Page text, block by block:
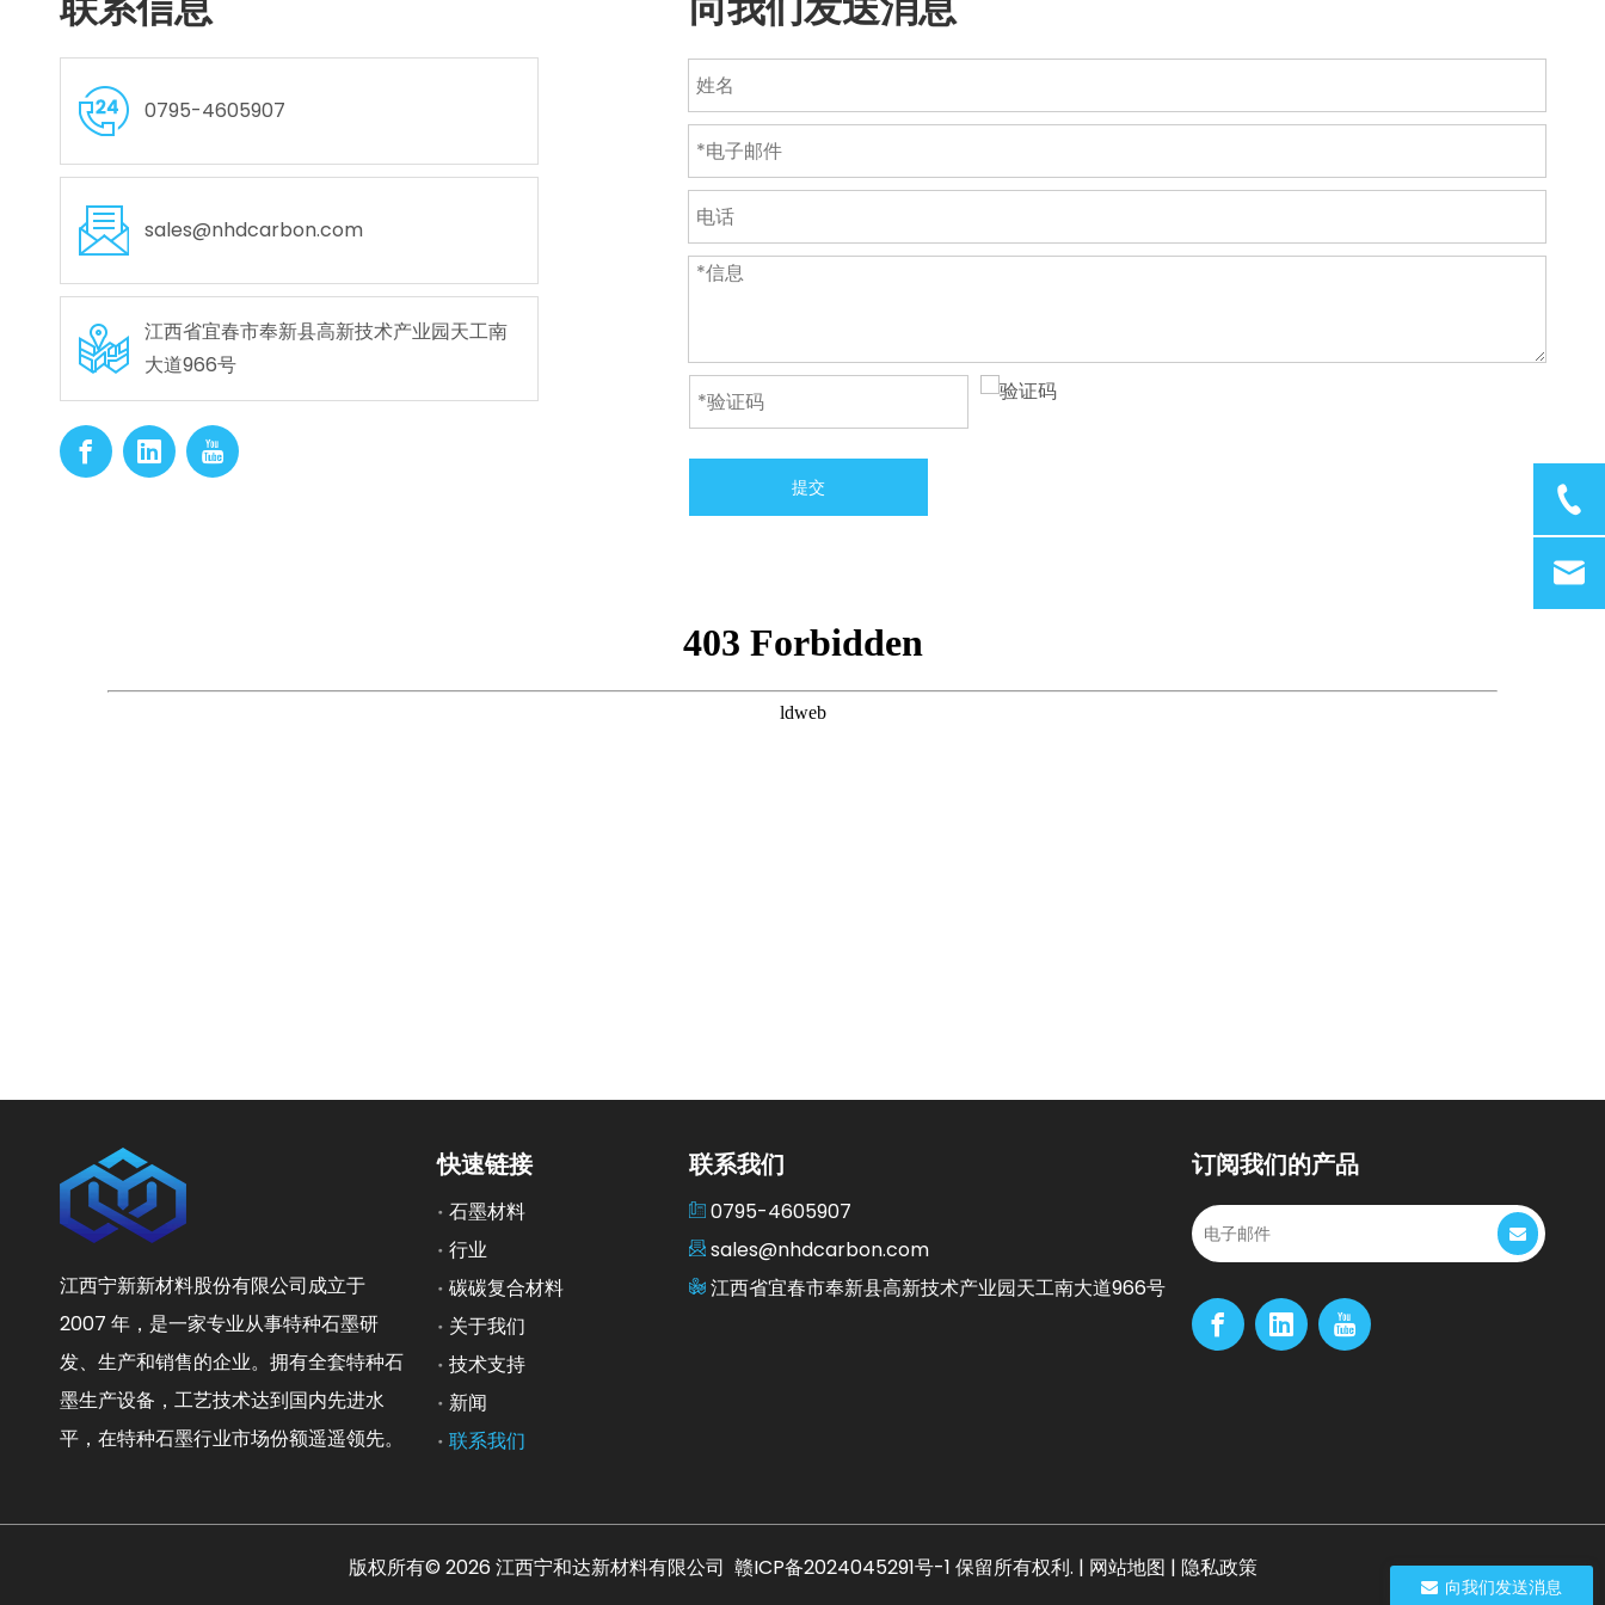
0795-4605907
sales@nhdcarbon.com
江西省宜春市奉新县高新技术产业园天工南
大道966号
提交
江西宁新新材料股份有限公司成立于
2007 年，是一家专业从事特种石墨研
发、生产和销售的企业。拥有全套特种石
墨生产设备，工艺技术达到国内先进水
平，在特种石墨行业市场份额遥遥领先。
快速链接
石墨材料
行业
碳碳复合材料
关于我们
技术支持
新闻
联系我们
联系我们
0795-4605907
sales@nhdcarbon.com
江西省宜春市奉新县高新技术产业园天工南大道966号
订阅我们的产品
向我们发送消息
版权所有© 2026 江西宁和达新材料有限公司 赣ICP备2024045291号-1 保留所有权利. | 网站地图 | 隐私政策